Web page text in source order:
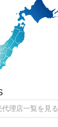
代理店一覧を見る